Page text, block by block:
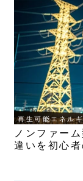
再生可能エネル
ノンファー
違いを初心